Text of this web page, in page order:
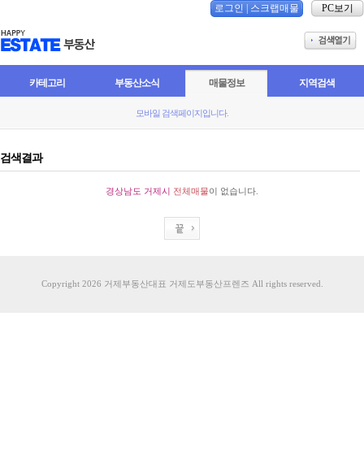
로그인 스크랩매물 PC보기
카테고리 부동산소식 매물정보 지역검색
모바일 검색페이지입니다.
검색결과
경상남도 거제시 전체매물이 없습니다.
Copyright 2026 거제부동산대표 거제도부동산프렌즈 All rights reserved.